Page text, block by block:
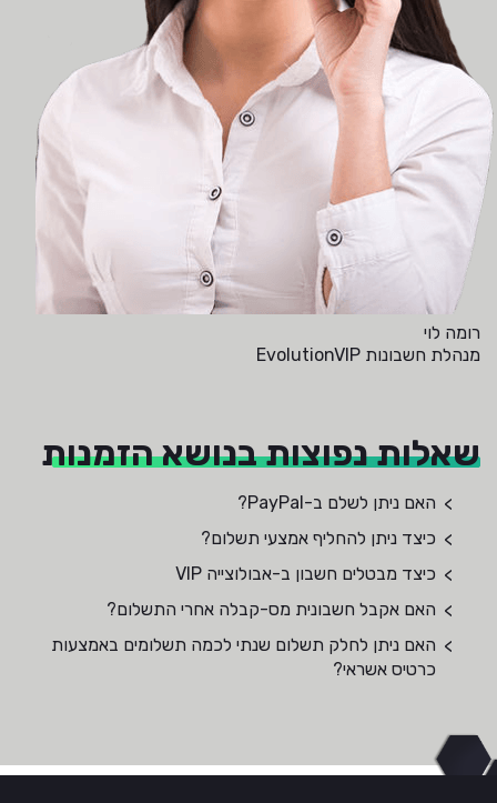
רומה לוי
מנהלת חשבונות EvolutionVIP
שאלות נפוצות בנושא הזמנות
האם ניתן לשלם ב-PayPal?
כיצד ניתן להחליף אמצעי תשלום?
כיצד מבטלים חשבון ב-אבולוצייה VIP
האם אקבל חשבונית מס-קבלה אחרי התשלום?
האם ניתן לחלק תשלום שנתי לכמה תשלומים באמצעות
כרטיס אשראי?